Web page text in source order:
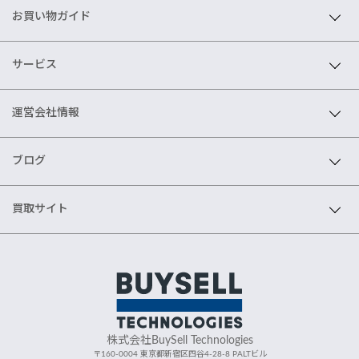
お買い物ガイド
サービス
運営会社情報
ブログ
買取サイト
株式会社BuySell Technologies
〒160-0004 東京都新宿区四谷4-28-8 PALTビル